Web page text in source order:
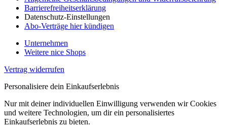
Barrierefreiheitserklärung
Datenschutz-Einstellungen
Abo-Verträge hier kündigen
Unternehmen
Weitere nice Shops
Vertrag widerrufen
Personalisiere dein Einkaufserlebnis
Nur mit deiner individuellen Einwilligung verwenden wir Cookies
und weitere Technologien, um dir ein personalisiertes
Einkaufserlebnis zu bieten.